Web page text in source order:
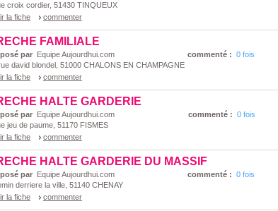
croix cordier, 51430 TINQUEUX
la fiche
commenter
FAMILIALE
par Equipe Aujourdhui.com commenté : 0 fois
david blondel, 51000 CHALONS EN CHAMPAGNE
la fiche
commenter
HALTE GARDERIE
par Equipe Aujourdhui.com commenté : 0 fois
jeu de paume, 51170 FISMES
la fiche
commenter
HALTE GARDERIE DU MASSIF
par Equipe Aujourdhui.com commenté : 0 fois
derriere la ville, 51140 CHENAY
la fiche
commenter